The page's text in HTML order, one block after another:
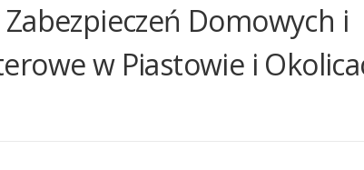
Domowych i
w Piastowie i